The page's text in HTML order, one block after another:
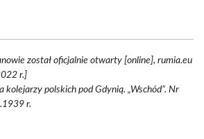
został oficjalnie otwarty [online], rumia.eu
r.]
kolejarzy polskich pod Gdynią. „Wschód”. Nr
r.